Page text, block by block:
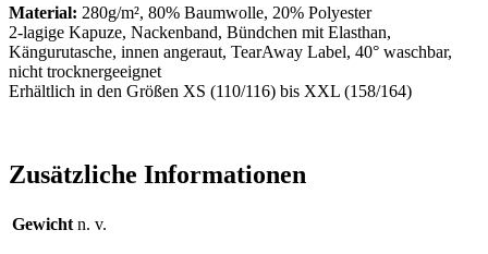
Material: 280g/m², 80% Baumwolle, 20% Polyester
2-lagige Kapuze, Nackenband, Bündchen mit Elasthan,
Kängurutasche, innen angeraut, TearAway Label, 40° waschbar,
nicht trocknergeeignet
Erhältlich in den Größen XS (110/116) bis XXL (158/164)
Zusätzliche Informationen
Gewicht n. v.